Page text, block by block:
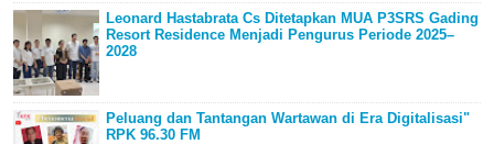
Leonard Hastabrata Cs Ditetapkan MUA P3SRS Gading
Resort Residence Menjadi Pengurus Periode 2025–
2028
Peluang dan Tantangan Wartawan di Era Digitalisasi"
RPK 96.30 FM